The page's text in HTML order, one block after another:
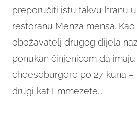
preporučiti istu takvu hranu
restoranu Menza mensa.
obožavatelj drugog dijela
ponukan činjenicom da
cheeseburgere po 27 kuna
drugi kat Emmezete...